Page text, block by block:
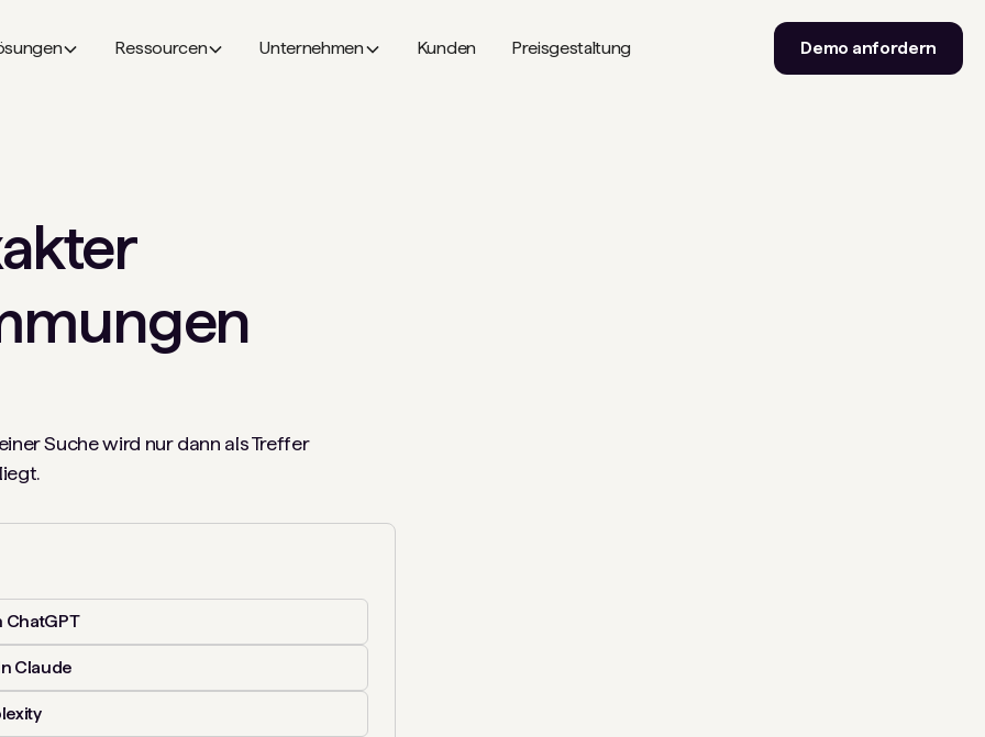
Ressourcen Unternehmen Kunden Preisgestaltung Demo anfordern
Suche wird nur dann als Treffer
ChatGPT
Claude